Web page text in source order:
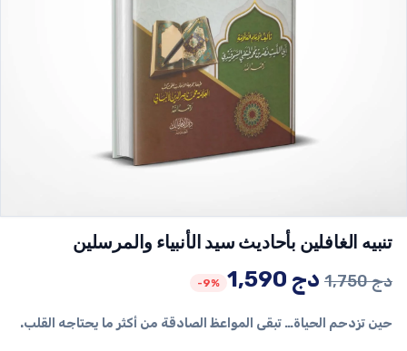
تنبيه الغافلين بأحاديث سيد الأنبياء والمرسلين
1,750دج
السعر
هو:
1,590 دج
السعر
-9%
حين تزدحم الحياة… تبقى المواعظ الصادقة من أكثر ما يحتاجه القلب.